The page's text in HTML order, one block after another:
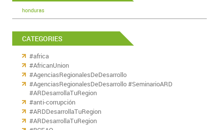
honduras
CATEGORIES
#africa
#AfricanUnion
#AgenciasRegionalesDeDesarrollo
#AgenciasRegionalesDeDesarrollo #SeminarioARD
#ARDesarrollaTuRegion
#anti-corrupción
#ARDDesarrollaTuRegion
#ARDesarrollaTuRegion